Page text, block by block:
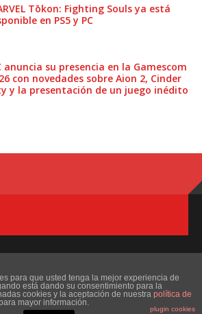
Tōkon: Fighting Souls ya está
en PS5 y PC
anuncia su presencia en la Gamescom
con novedades sobre Aion 2, Cinder
y la presentación de un juego inédito
Todos los derechos reservados
Somos? Colabora Contacto
para que usted tenga la mejor experiencia de
está dando su consentimiento para la
cookies y la aceptación de nuestra política de
mayor información.
plugin cookies